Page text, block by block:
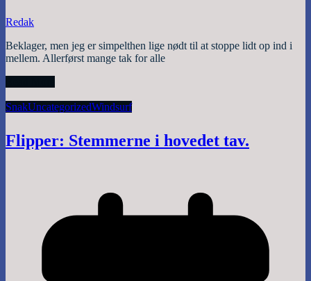
Redak
Beklager, men jeg er simpelthen lige nødt til at stoppe lidt op ind i
mellem. Allerførst mange tak for alle
SnakUncategorizedWindsurf
Flipper: Stemmerne i hovedet tav.